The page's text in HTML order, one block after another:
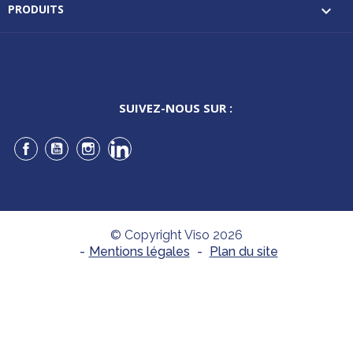
PRODUITS 
SUIVEZ-NOUS SUR :
Facebook
YouTubeInstagramLinkedIn
© Copyright Viso 2026
- Mentions légales - Plan du site